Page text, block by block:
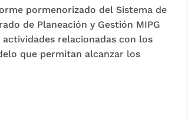
pormenorizado del Sistema de
de Planeación y Gestión MIPG
relacionadas con los
que permitan alcanzar los